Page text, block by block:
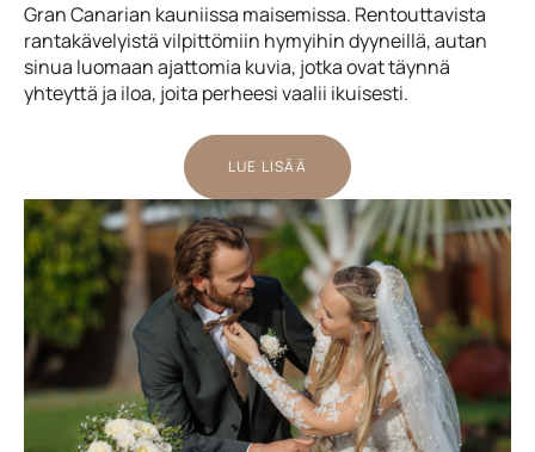
Gran Canarian kauniissa maisemissa. Rentouttavista
rantakävelyistä vilpittömiin hymyihin dyyneillä, autan
sinua luomaan ajattomia kuvia, jotka ovat täynnä
yhteyttä ja iloa, joita perheesi vaalii ikuisesti.
LUE LISÄÄ